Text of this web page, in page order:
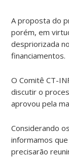
A proposta do
porém, em
despriorizada
financiamentos.
O Comitê CT-
discutir o
aprovou pela
Considerando
informamos
precisarão